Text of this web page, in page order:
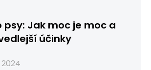
psy: Jak moc je moc a
účinky